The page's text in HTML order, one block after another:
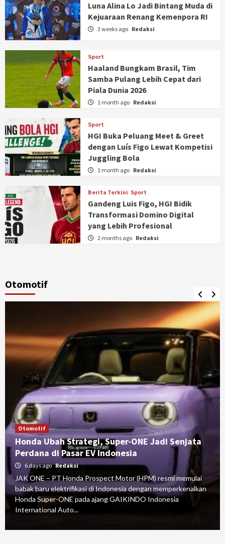
Luna Alina Lo Jadi Bintang Muda di
Kejuaraan Renang Kemenpora RI
3 weeks ago Redaksi
Sport
Haaland Bungkam Brasil, Tim
Samba Pulang Lebih Cepat dari
Piala Dunia 2026
1 month ago Redaksi
Sport
HGI Buka Peluang Meet & Greet
dengan Luís Figo Lewat Kompetisi
Juggling Bola
1 month ago Redaksi
Berita Terkini Sport
Gandeng Luis Figo, HGI Bidik
Transformasi Domino Digital
yang Lebih Profesional
2 months ago Redaksi
Otomotif
Otomotif
Honda Ubah Strategi, Super-ONE Jadi Senjata
Perdana di Pasar EV Indonesia
6 days ago Redaksi
JAK ONE – PT Honda Prospect Motor (HPM) resmi memulai
babak baru elektrifikasi di Indonesia dengan memperkenalkan
Honda Super-ONE pada ajang GAIKINDO Indonesia
International Auto...